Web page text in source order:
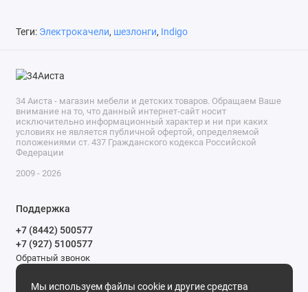
Теги: Электрокачели, шезлонги, Indigo
Мы используем файлы cookie и другие средства
34 Аиста - магазин мебели и детских товаров. Обращаем Ваше
внимание на то, что данный интернет-сайт носит
исключительно информационный характер и ни при каких
условиях не является публичной офертой, определяемой
положениями ст. 437 Гражданского кодекса Российской
Федерации
2009 - 2026
Поддержка
+7 (8442) 500577
+7 (927) 5100577
Обратный звонок